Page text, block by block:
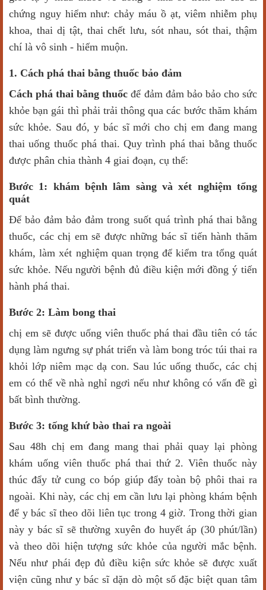
chứng nguy hiểm như: chảy máu ồ ạt, viêm nhiễm phụ
khoa, thai dị tật, thai chết lưu, sót nhau, sót thai, thậm
chí là vô sinh - hiếm muộn.
1. Cách phá thai bằng thuốc bảo đảm
Cách phá thai bằng thuốc để đảm đảm bảo bảo cho sức
khỏe bạn gái thì phải trải thông qua các bước thăm khám
sức khỏe. Sau đó, y bác sĩ mới cho chị em đang mang
thai uống thuốc phá thai. Quy trình phá thai bằng thuốc
được phân chia thành 4 giai đoạn, cụ thể:
Bước 1: khám bệnh lâm sàng và xét nghiệm tổng
quát
Để bảo đảm bảo đảm trong suốt quá trình phá thai bằng
thuốc, các chị em sẽ được những bác sĩ tiến hành thăm
khám, làm xét nghiệm quan trọng để kiểm tra tổng quát
sức khỏe. Nếu người bệnh đủ điều kiện mới đồng ý tiến
hành phá thai.
Bước 2: Làm bong thai
chị em sẽ được uống viên thuốc phá thai đầu tiên có tác
dụng làm ngưng sự phát triển và làm bong tróc túi thai ra
khỏi lớp niêm mạc dạ con. Sau lúc uống thuốc, các chị
em có thể về nhà nghỉ ngơi nếu như không có vấn đề gì
bất bình thường.
Bước 3: tống khứ bào thai ra ngoài
Sau 48h chị em đang mang thai phải quay lại phòng
khám uống viên thuốc phá thai thứ 2. Viên thuốc này
thúc đẩy tử cung co bóp giúp đẩy toàn bộ phôi thai ra
ngoài. Khi này, các chị em cần lưu lại phòng khám bệnh
để y bác sĩ theo dõi liên tục trong 4 giờ. Trong thời gian
này y bác sĩ sẽ thường xuyên đo huyết áp (30 phút/lần)
và theo dõi hiện tượng sức khỏe của người mắc bệnh.
Nếu như phái đẹp đủ điều kiện sức khỏe sẽ được xuất
viện cũng như y bác sĩ dặn dò một số đặc biệt quan tâm